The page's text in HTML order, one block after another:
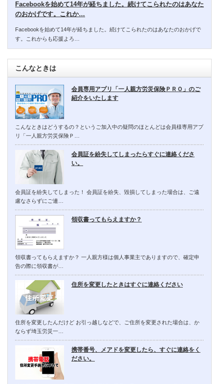
Facebookを始めて14年が経ちました。続けてこられたのはあなた
のおかげです。これか…
Facebookを始めて14年が経ちました。続けてこられたのはあなたのおかげで
す。これからも応援よろ…
こんなときは
会員専用アプリ「一人親方労災保険ＰＲＯ」のご
紹介をいたします
こんなときはどうするの？というご加入中の疑問のほとんどは会員様専用アプ
リ「一人親方労災保険Ｐ…
会員証を紛失してしまったらすぐに連絡くださ
い。
会員証を紛失してしまった！ 会員証を紛失、毀損してしまった場合は、ご遠
慮なさらずにご連…
領収書ってもらえますか？
領収書ってもらえますか？ 一人親方様は個人事業主でありますので、確定申
告の際に領収書が…
住所を変更したときはすぐに連絡ください
住所を変更したんだけど お引っ越しなどで、ご住所を変更された場合は、か
ならず埼玉労災一…
携帯番号、メアドを変更したら、すぐに連絡をく
ださい。